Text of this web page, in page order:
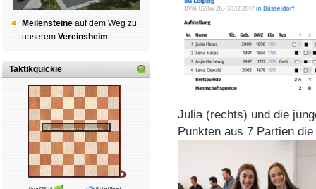
Mei­len­stei­ne auf dem Weg zu
un­se­rem Ver­eins­heim
Taktikquickie
Julia (rechts) und die
Punkten aus 7 Partien